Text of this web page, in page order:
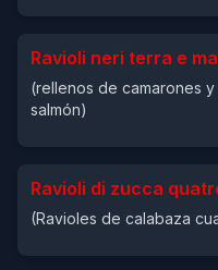
Ravioli neri terra e
(rellenos de camarones
salmón)
Ravioli di zucca
(Ravioles de calabaza